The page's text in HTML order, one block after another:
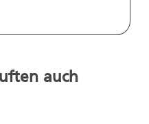
auch